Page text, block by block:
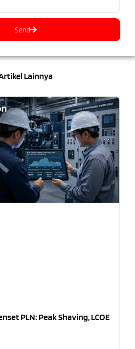
Send
Lainnya
PLN: Peak Shaving, LCOE